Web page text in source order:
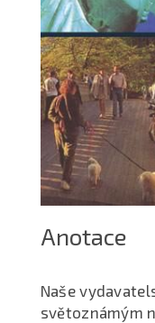
Anotace
Naše
světoznámým